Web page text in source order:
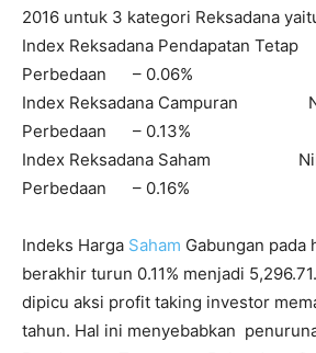
2016 untuk 3 kategori Reksadana
Index Reksadana Pendapatan Tetap
Perbedaan – 0.06%
Index Reksadana Campuran
Perbedaan – 0.13%
Index Reksadana Saham
Perbedaan – 0.16%
Indeks Harga Saham Gabungan pada
berakhir turun 0.11% menjadi
dipicu aksi profit taking investor
tahun. Hal ini menyebabkan